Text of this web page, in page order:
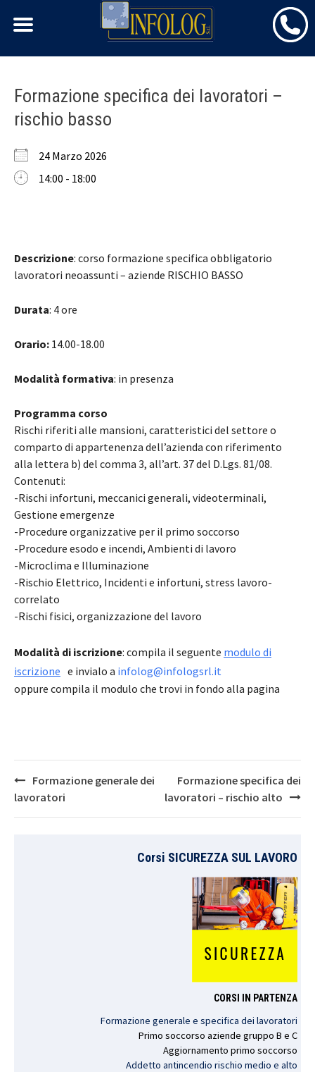
Skip
content
Formazione specifica dei lavoratori –
rischio basso
24 Marzo 2026
14:00 - 18:00
Descrizione: corso formazione specifica obbligatorio
lavoratori neoassunti – aziende RISCHIO BASSO
Durata: 4 ore
Orario: 14.00-18.00
Modalità formativa: in presenza
Programma corso
Rischi riferiti alle mansioni, caratteristici del settore o
comparto di appartenenza dell’azienda con riferimento
alla lettera b) del comma 3, all’art. 37 del D.Lgs. 81/08.
Contenuti:
-Rischi infortuni, meccanici generali, videoterminali,
Gestione emergenze
-Procedure organizzative per il primo soccorso
-Procedure esodo e incendi, Ambienti di lavoro
-Microclima e Illuminazione
-Rischio Elettrico, Incidenti e infortuni, stress lavoro-
correlato
-Rischi fisici, organizzazione del lavoro
Modalità di iscrizione: compila il seguente modulo di
iscrizione e invialo a infolog@infologsrl.it
oppure compila il modulo che trovi in fondo alla pagina
Post
navigation
Formazione generale dei
lavoratori
Formazione specifica dei
lavoratori – rischio alto
Corsi SICUREZZA SUL LAVORO
CORSI IN PARTENZA
Formazione generale e specifica dei lavoratori
Primo soccorso aziende gruppo B e C
Aggiornamento primo soccorso
Addetto antincendio rischio medio e alto